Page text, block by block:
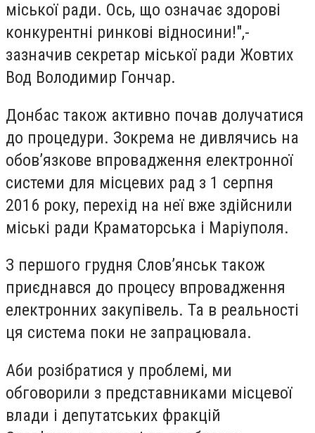
міської ради. Ось, що означає здорові
конкурентні ринкові відносини!",-
зазначив секретар міської ради Жовтих
Вод Володимир Гончар.
Донбас також активно почав долучатися
до процедури. Зокрема не дивлячись на
обов’язкове впровадження електронної
системи для місцевих рад з 1 серпня
2016 року, перехід на неї вже здійснили
міські ради Краматорська і Маріуполя.
З першого грудня Слов’янськ також
приєднався до процесу впровадження
електронних закупівель. Та в реальності
ця система поки не запрацювала.
Аби розібратися у проблемі, ми
обговорили з представниками місцевої
влади і депутатських фракцій